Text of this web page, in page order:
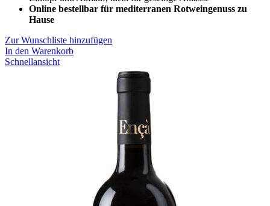
Online bestellbar für mediterranen Rotweingenuss zu
Hause
Zur Wunschliste hinzufügen
In den Warenkorb
Schnellansicht